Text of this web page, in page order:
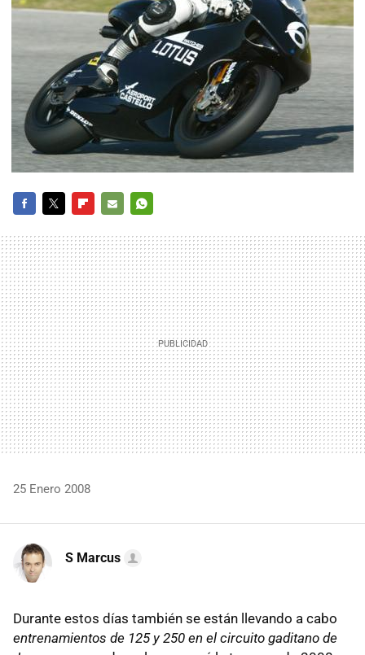
MAIL
25 Enero 2008
S Marcus
Durante estos días también se están llevando a cabo
entrenamientos de 125 y 250 en el circuito gaditano de